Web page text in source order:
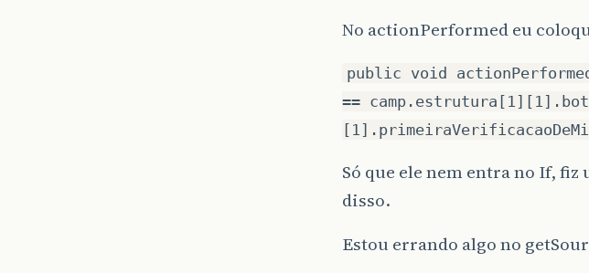
No actionPerformed eu
public void
==
Só que ele nem entra no If,
disso.
Estou errando algo no